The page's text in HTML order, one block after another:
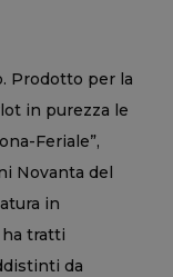
Prodotto per la
in purezza le
Feriale”,
Novanta del
in
ha tratti
da